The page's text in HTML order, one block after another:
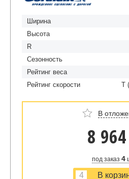
Ширина
Высота
R
Сезонность
Рейтинг веса
Рейтинг скорости
T
В
8 964
под заказ 4